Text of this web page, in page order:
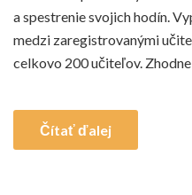
a spestrenie svojich hodín.
medzi zaregistrovanými
celkovo 200 učiteľov.
Čítať ďalej